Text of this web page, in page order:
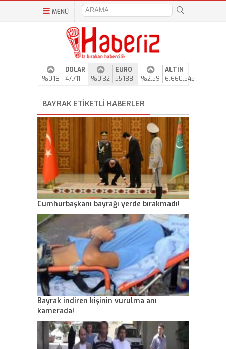
MENÜ
%0,18
DOLAR
47,711
%0,32
EURO
55,188
%2,59
ALTIN
6.660,545
BAYRAK ETIKETLI HABERLER
Cumhurbaşkanı bayrağı yerde bırakmadı!
Bayrak indiren kişinin vurulma anı
kamerada!